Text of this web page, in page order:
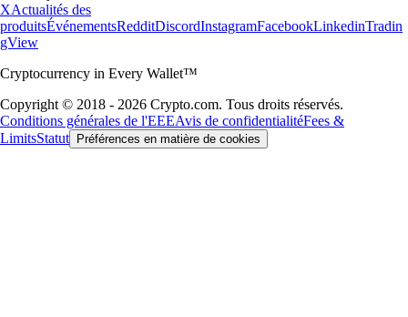
XActualités des
produitsÉvénementsRedditDiscordInstagramFacebookLinkedinTradin
gView
Cryptocurrency in Every Wallet™
Copyright © 2018 - 2026 Crypto.com. Tous droits réservés.
Conditions générales de l'EEEAvis de confidentialitéFees &
LimitsStatut Préférences en matière de cookies